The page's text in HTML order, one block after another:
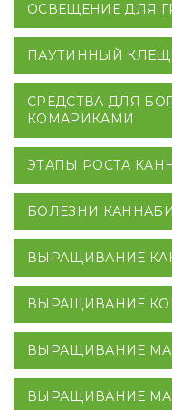
ОСВЕЩЕНИЕ ДЛЯ
ПАУТИННЫЙ
СРЕДСТВА ДЛЯ
КОМАРИКАМИ
ЭТАПЫ РОСТА
БОЛЕЗНИ
ВЫРАЩИВАНИЕ
ВЫРАЩИВАНИЕ
ВЫРАЩИВАНИЕ
ВЫРАЩИВАНИЕ